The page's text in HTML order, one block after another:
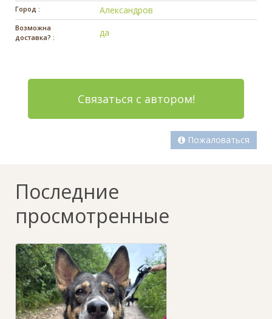
Город : Александров
Возможна
доставка? :
да
Связаться с автором!
Пожаловаться
Последние
просмотренные